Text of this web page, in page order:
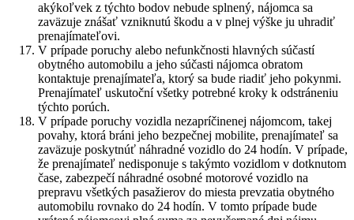
akýkoľvek z týchto bodov nebude splnený, nájomca sa
zaväzuje znášať vzniknutú škodu a v plnej výške ju uhradiť
prenajímateľovi.
V prípade poruchy alebo nefunkčnosti hlavných súčastí
obytného automobilu a jeho súčasti nájomca obratom
kontaktuje prenajímateľa, ktorý sa bude riadiť jeho pokynmi.
Prenajímateľ uskutoční všetky potrebné kroky k odstráneniu
týchto porúch.
V prípade poruchy vozidla nezapríčinenej nájomcom, takej
povahy, ktorá bráni jeho bezpečnej mobilite, prenajímateľ sa
zaväzuje poskytnúť náhradné vozidlo do 24 hodín. V prípade,
že prenajímateľ nedisponuje s takýmto vozidlom v dotknutom
čase, zabezpečí náhradné osobné motorové vozidlo na
prepravu všetkých pasažierov do miesta prevzatia obytného
automobilu rovnako do 24 hodín. V tomto prípade bude